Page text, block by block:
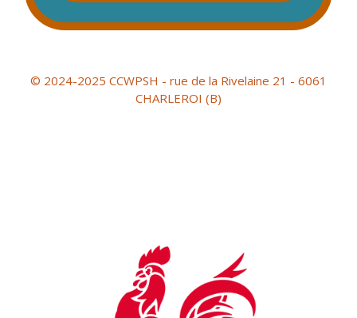
© 2024-2025 CCWPSH - rue de la Rivelaine 21 - 6061
CHARLEROI (B)